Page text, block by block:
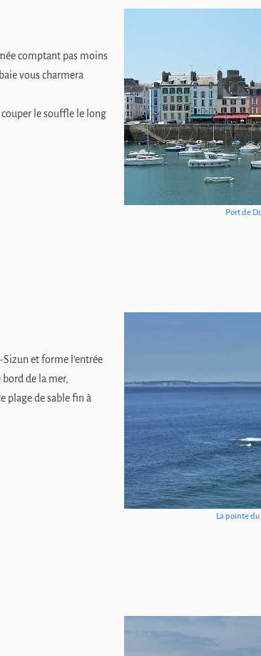
comptant pas moins
vous charmera
couper le souffle le long
Port de
Sizun et forme l’entrée
de la mer,
plage de sable fin à
La pointe